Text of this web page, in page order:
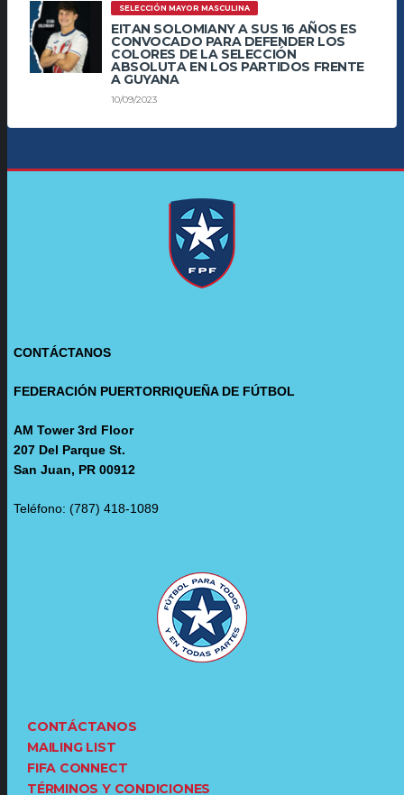
SELECCIÓN MAYOR MASCULINA
EITAN SOLOMIANY A SUS 16 AÑOS ES
CONVOCADO PARA DEFENDER LOS
COLORES DE LA SELECCIÓN
ABSOLUTA EN LOS PARTIDOS FRENTE
A GUYANA
10/09/2023
CONTÁCTANOS
FEDERACIÓN PUERTORRIQUEÑA DE FÚTBOL
AM Tower 3rd Floor
207 Del Parque St.
San Juan, PR 00912
Teléfono: (787) 418-1089
CONTÁCTANOS
MAILING LIST
FIFA CONNECT
TÉRMINOS Y CONDICIONES